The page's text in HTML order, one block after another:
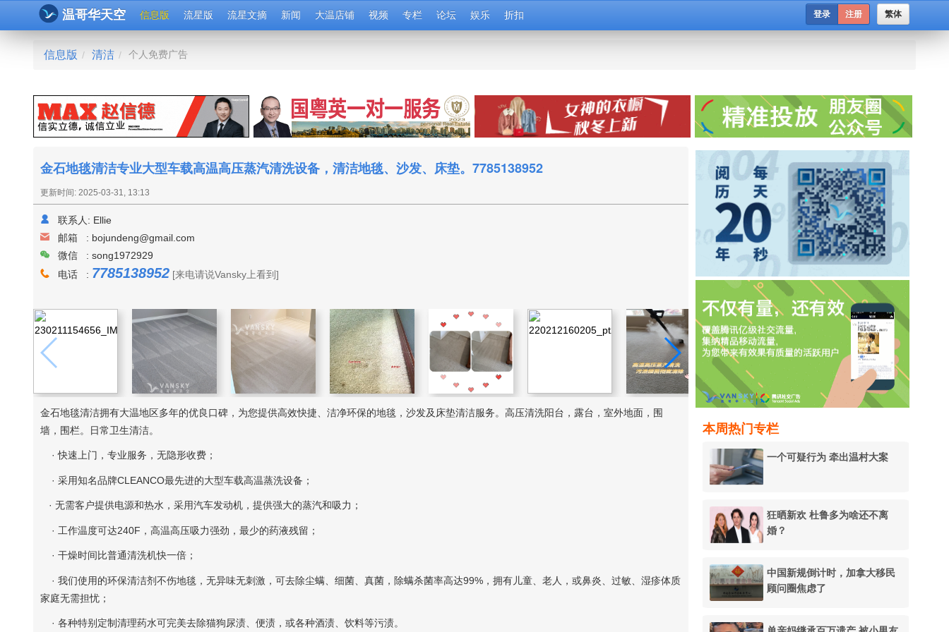
温哥华天空 信息版 流星版 流星文摘 新闻 大温店铺 视频 专栏 论坛 娱乐 折扣 繁体
登录 注册
信息版 / 清洁 / 个人免费广告
本周热门专栏
一个可疑行为 牵出温村大案
狂晒新欢 杜鲁多为啥还不离
婚？
中国新规倒计时，加拿大移民
顾问圈焦虑了
金石地毯清洁专业大型车载高温高压蒸汽清洗设备，清洁地毯、沙发、床垫。7785138952
更新时间: 2025-03-31, 13:13
联系人: Ellie
邮箱 : bojundeng@gmail.com
微信 : song1972929
电话 : 7785138952 [来电请说Vansky上看到]
金石地毯清洁拥有大温地区多年的优良口碑，为您提供高效快捷、洁净环保的地毯，沙发及床垫清洁服务。高压清洗阳台，露台，室外地面，围
墙，围栏。日常卫生清洁。
· 快速上门，专业服务，无隐形收费；
· 采用知名品牌CLEANCO最先进的大型车载高温蒸洗设备；
· 无需客户提供电源和热水，采用汽车发动机，提供强大的蒸汽和吸力；
· 工作温度可达240F，高温高压吸力强劲，最少的药液残留；
· 干燥时间比普通清洗机快一倍；
· 我们使用的环保清洁剂不伤地毯，无异味无刺激，可去除尘螨、细菌、真菌，除螨杀菌率高达99%，拥有儿童、老人，或鼻炎、过敏、湿疹体质
家庭无需担忧；
· 各种特别定制清理药水可完美去除猫狗尿渍、便渍，或各种酒渍、饮料等污渍。